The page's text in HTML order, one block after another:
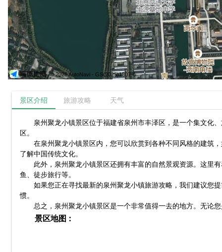
© 2026 AutoNavi - GS(2025)1807号
景区介绍 旅游攻略 天气
泉州聚龙小镇景区位于福建省泉州市丰泽区，是一个集文化
区。
在泉州聚龙小镇景区内，您可以欣赏到各种不同风格的建筑
了解中国传统文化。
此外，泉州聚龙小镇景区还拥有丰富的自然景观资源。这里
鱼、徒步旅行等。
如果您正在寻找最新的泉州聚龙小镇旅游攻略，我们建议您
惯。
总之，泉州聚龙小镇景区是一个非常值得一去的地方。无论
景区地图：